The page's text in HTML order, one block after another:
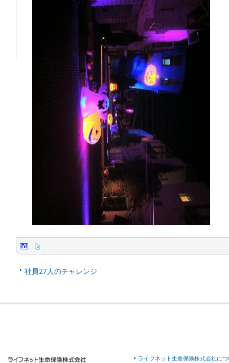
社員27人のチャレンジ
ライフネット生命保険株式会社に